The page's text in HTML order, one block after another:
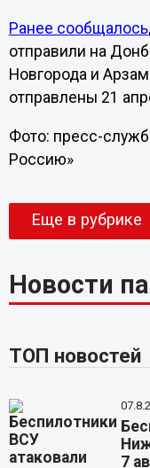
Ранее сообщалось
отправили на
Новгорода и
отправлены 21
Фото: пресс-
Россию»
Еще в рубрике
Новости
ТОП новостей
7